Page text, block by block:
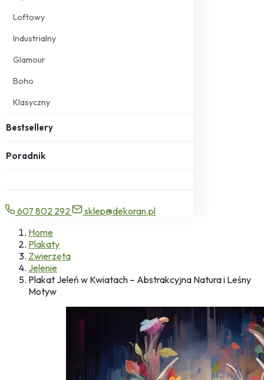
Loftowy
Industrialny
Glamour
Boho
Klasyczny
Bestsellery
Poradnik
607 802 292
sklep@dekoran.pl
Home
Plakaty
Zwierzęta
Jelenie
Plakat Jeleń w Kwiatach – Abstrakcyjna Natura i Leśny
Motyw